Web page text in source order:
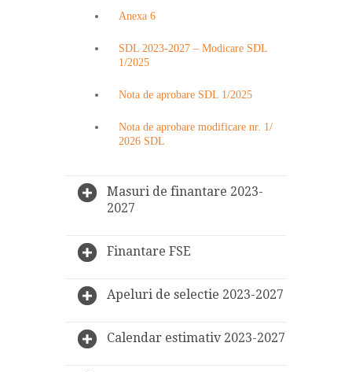
Anexa 6
SDL 2023-2027 – Modicare SDL
1/2025
Nota de aprobare SDL 1/2025
Nota de aprobare modificare nr. 1/
2026 SDL
Masuri de finantare 2023-
2027
Finantare FSE
Apeluri de selectie 2023-2027
Calendar estimativ 2023-2027